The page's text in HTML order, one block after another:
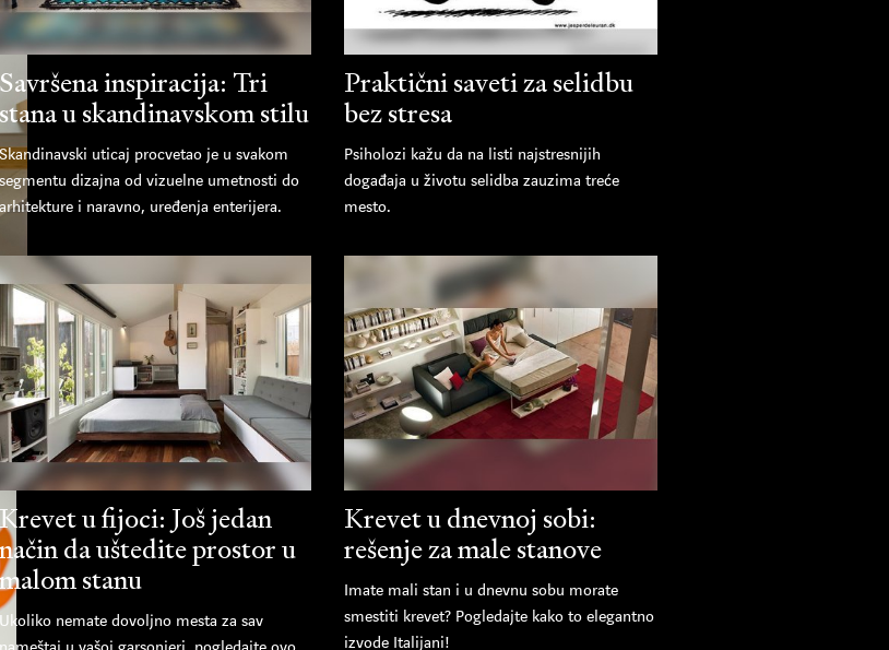
Savršena inspiracija: Tri
stana u skandinavskom stilu
Skandinavski uticaj procvetao je u svakom
segmentu dizajna od vizuelne umetnosti do
arhitekture i naravno, uređenja enterijera.
Praktični saveti za selidbu
bez stresa
Psiholozi kažu da na listi najstresnijih
događaja u životu selidba zauzima treće
mesto.
Krevet u fijoci: Još jedan
da uštedite prostor u
stanu
Ukoliko nemate dovoljno mesta za sav
Krevet u dnevnoj sobi:
rešenje za male stanove
Imate mali stan i u dnevnu sobu morate
smestiti krevet? Pogledajte kako to elegantno
izvode Italijani!